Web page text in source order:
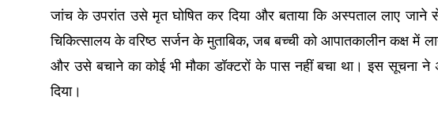
जांच के उपरांत उसे मृत घोषित कर दिया और बताया कि अस्पताल लाए
चिकित्सालय के वरिष्ठ सर्जन के मुताबिक, जब बच्ची को आपातकालीन कक्ष में
और उसे बचाने का कोई भी मौका डॉक्टरों के पास नहीं बचा था। इस सूचना
दिया।